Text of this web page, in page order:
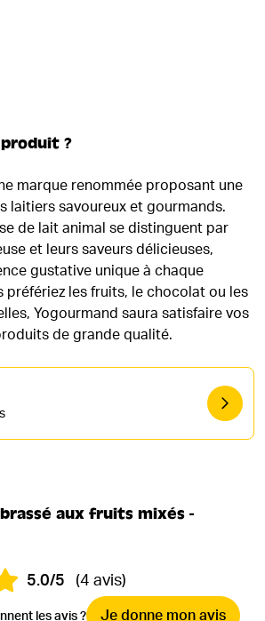
?
marque renommée proposant une
laitiers savoureux et gourmands.
de lait animal se distinguent par
et leurs saveurs délicieuses,
gustative unique à chaque
préfériez les fruits, le chocolat ou les
Yogourmand saura satisfaire vos
de grande qualité.
aux fruits mixés -
5.0/5 (4 avis)
les avis ? Je donne mon avis